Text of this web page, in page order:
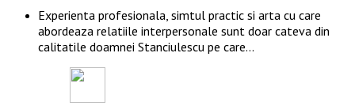
Experienta profesionala, simtul practic si arta cu care
abordeaza relatiile interpersonale sunt doar cateva din
calitatile doamnei Stanciulescu pe care…